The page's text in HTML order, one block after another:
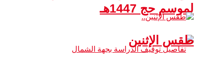
لموسم حج 1447هـ
طقس الإثنين